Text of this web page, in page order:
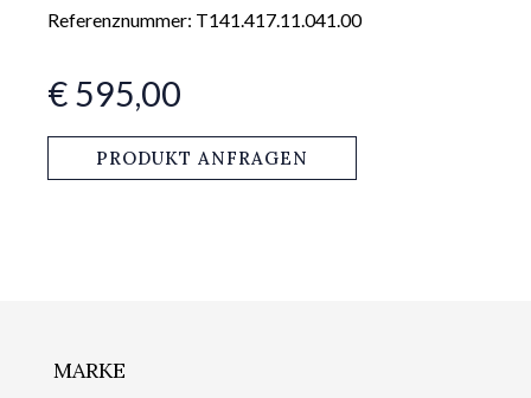
Referenznummer: T141.417.11.041.00
€ 595,00
PRODUKT ANFRAGEN
MARKE